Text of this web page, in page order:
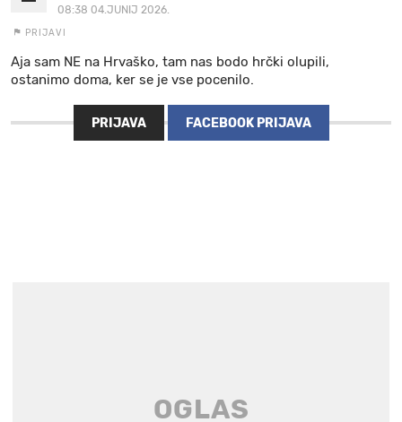
08:38 04.JUNIJ 2026.
PRIJAVI
Aja sam NE na Hrvaško, tam nas bodo hrčki olupili,
ostanimo doma, ker se je vse pocenilo.
PRIJAVA FACEBOOK PRIJAVA